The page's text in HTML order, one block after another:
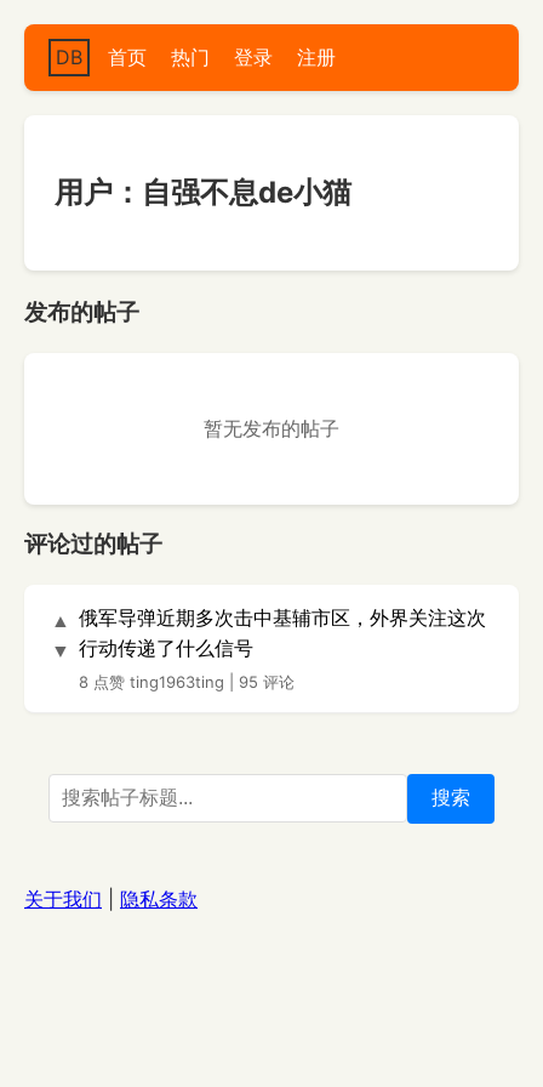
DB 首页 热门 登录 注册
用户：自强不息de小猫
发布的帖子
暂无发布的帖子
评论过的帖子
▲
▼
俄军导弹近期多次击中基辅市区，外界关注这次
行动传递了什么信号
8 点赞 ting1963ting 95 评论
搜索
关于我们 隐私条款